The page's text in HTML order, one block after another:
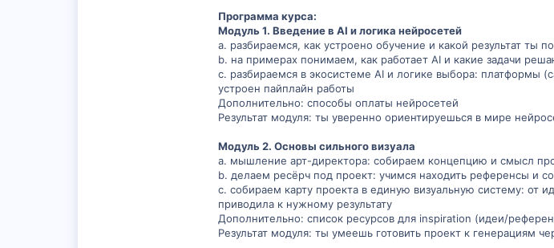
Программа курса:
Модуль 1. Введение в AI и логика нейросетей
a. разбираемся, как устроено обучение и какой результат ты
b. на примерах понимаем, как работает AI и какие задачи
c. разбираемся в экосистеме AI и логике выбора: платформы
устроен пайплайн работы
Дополнительно: способы оплаты нейросетей
Результат модуля: ты уверенно ориентируешься в мире
Модуль 2. Основы сильного визуала
a. мышление арт-директора: собираем концепцию и смысл
b. делаем ресёрч под проект: учимся находить референсы и
c. собираем карту проекта в единую визуальную систему: от
приводила к нужному результату
Дополнительно: список ресурсов для inspiration (идеи/
Результат модуля: ты умеешь готовить проект к генерациям